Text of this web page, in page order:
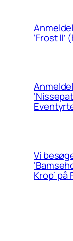
‘Frost II’
Vi
Krop’ på